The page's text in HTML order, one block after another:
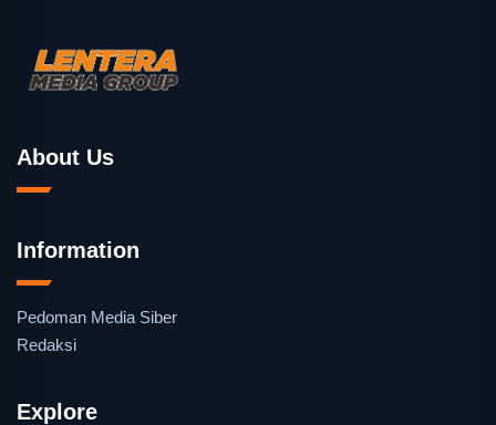
About Us
Information
Pedoman Media Siber
Redaksi
Explore